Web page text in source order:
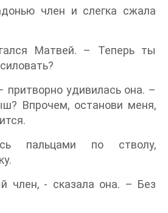
член и слегка сжала
Матвей. – Теперь ты
притворно удивилась она. –
Впрочем, останови меня,
пальцами по стволу,
член, - сказала она. – Без